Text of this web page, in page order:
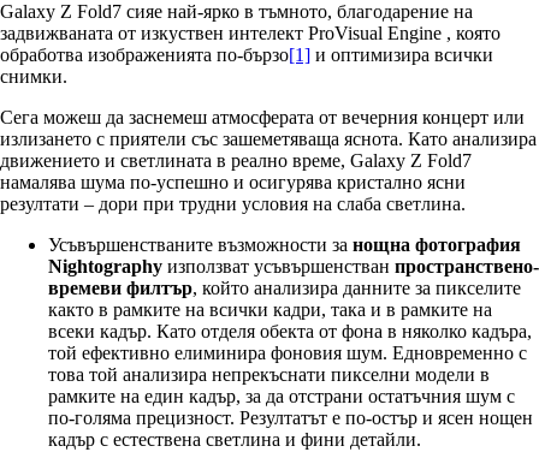
Galaxy Z Fold7 сияе най-ярко в тъмното, благодарение на
задвижваната от изкуствен интелект ProVisual Engine , която
обработва изображенията по-бързо[1] и оптимизира всички
снимки.
Сега можеш да заснемеш атмосферата от вечерния концерт или
излизането с приятели със зашеметяваща яснота. Като анализира
движението и светлината в реално време, Galaxy Z Fold7
намалява шума по-успешно и осигурява кристално ясни
резултати – дори при трудни условия на слаба светлина.
Усъвършенстваните възможности за нощна фотография
Nightography използват усъвършенстван пространствено-
времеви филтър, който анализира данните за пикселите
както в рамките на всички кадри, така и в рамките на
всеки кадър. Като отделя обекта от фона в няколко кадъра,
той ефективно елиминира фоновия шум. Едновременно с
това той анализира непрекъснати пикселни модели в
рамките на един кадър, за да отстрани остатъчния шум с
по-голяма прецизност. Резултатът е по-остър и ясен нощен
кадър с естествена светлина и фини детайли.